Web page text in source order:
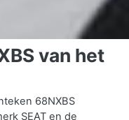
van het
68NXBS
SEAT en de